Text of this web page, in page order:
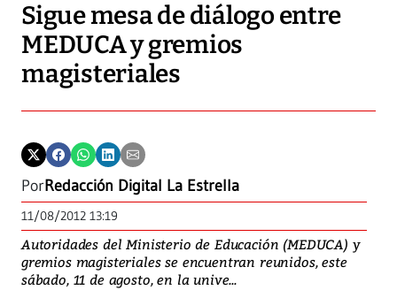
Sigue mesa de diálogo entre
MEDUCA y gremios
magisteriales
PorRedacción Digital La Estrella
11/08/2012 13:19
Autoridades del Ministerio de Educación (MEDUCA) y
gremios magisteriales se encuentran reunidos, este
sábado, 11 de agosto, en la unive...